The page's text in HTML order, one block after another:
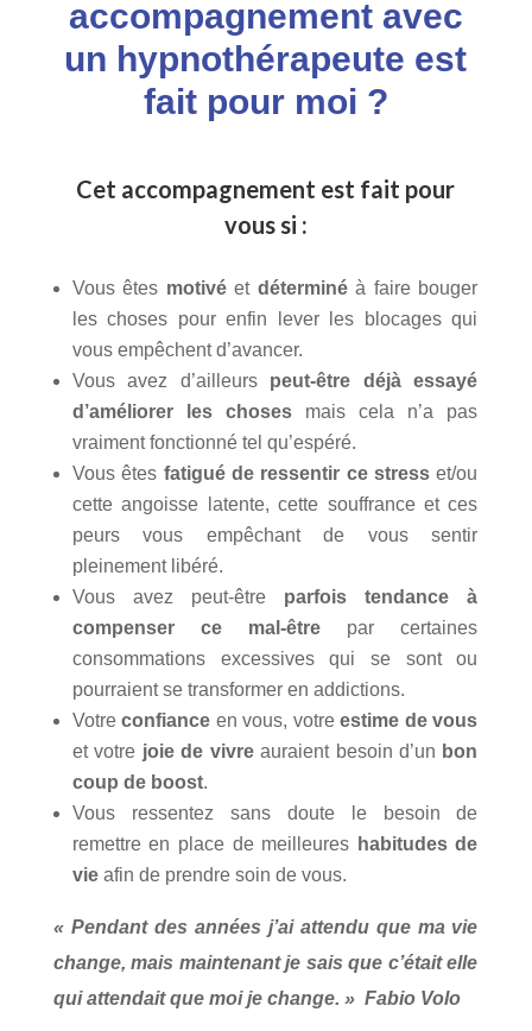
accompagnement avec
un hypnothérapeute est
fait pour moi ?
Cet accompagnement est fait pour
vous si :
Vous êtes motivéet déterminéà faire bouger
les choses pour enfin lever les blocages qui
vous empêchent d’avancer.
Vous avez d’ailleurs peut-être déjà essayé
d’améliorer les choses mais cela n’a pas
vraiment fonctionné tel qu’espéré.
Vous êtes fatigué de ressentir ce stresset/ou
cette angoisse latente, cette souffrance et ces
peurs vous empêchant de vous sentir
pleinement libéré.
Vous avez peut-être parfois tendance à
compenser ce mal-être par certaines
consommations excessives qui se sont ou
pourraient se transformer en addictions.
Votreconfiance en vous, votreestime de vous
et votre joie de vivreauraient besoin d’un bon
coup de boost.
Vous ressentez sans doute le besoin de
remettre en place de meilleures habitudes de
vieafin de prendre soin de vous.
« Pendant des années j’ai attendu que ma vie
change, mais maintenant je sais que c’était elle
qui attendait que moi je change. » Fabio Volo